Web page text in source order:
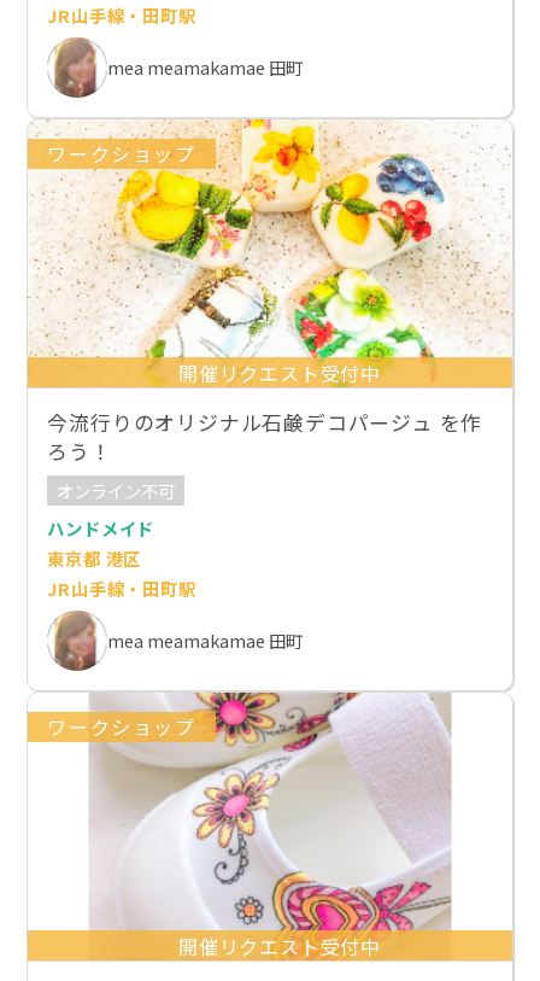
JR山手線・田町駅
mea meamakamae 田町
ワークショップ
開催リクエスト受付中
今流行りのオリジナル石鹸デコパージュ を作
ろう！
オンライン不可
ハンドメイド
東京都 港区
JR山手線・田町駅
mea meamakamae 田町
ワークショップ
開催リクエスト受付中